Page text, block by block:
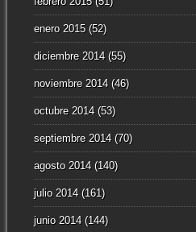
enero 2015(52)
diciembre 2014(55)
noviembre 2014(46)
octubre 2014(53)
septiembre 2014(70)
agosto 2014(140)
julio 2014(161)
junio 2014(144)